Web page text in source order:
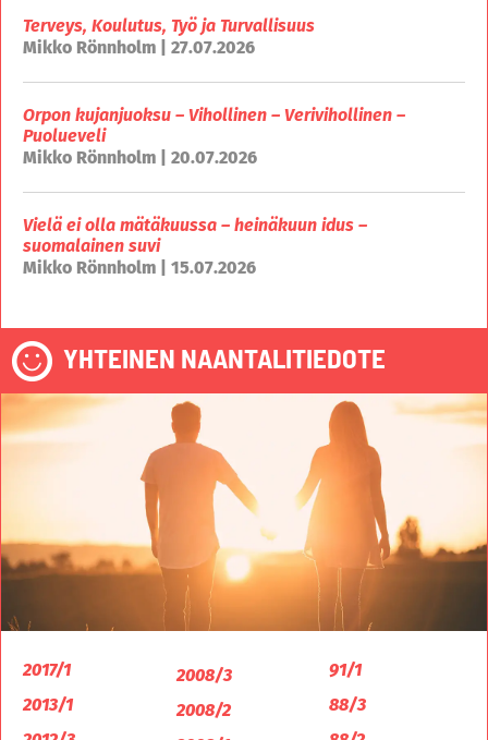
Terveys, Koulutus, Työ ja Turvallisuus
Mikko Rönnholm | 27.07.2026
Orpon kujanjuoksu – Vihollinen – Verivihollinen –
Puolueveli
Mikko Rönnholm | 20.07.2026
Vielä ei olla mätäkuussa – heinäkuun idus –
suomalainen suvi
Mikko Rönnholm | 15.07.2026
YHTEINEN NAANTALITIEDOTE
2017/1
2013/1
2008/3
2008/2
91/1
88/3